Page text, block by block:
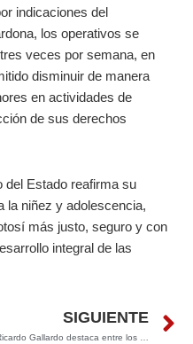
indicaciones del
los operativos se
veces por semana, en
disminuir de manera
en actividades de
de sus derechos
del Estado reafirma su
la niñez y adolescencia,
más justo, seguro y con
integral de las
SIGUIENTE
Ricardo Gallardo destaca entre los gobernadores mejor evaluados al cierre de 2025